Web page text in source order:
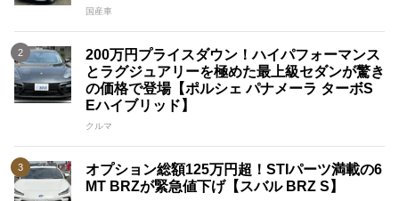
国産車
200万円プライスダウン！ハイパフォーマンス
とラグジュアリーを極めた最上級セダンが驚き
の価格で登場【ポルシェ パナメーラ ターボS
Eハイブリッド】
クルマ
オプション総額125万円超！STIパーツ満載の6
MT BRZが緊急値下げ【スバル BRZ S】